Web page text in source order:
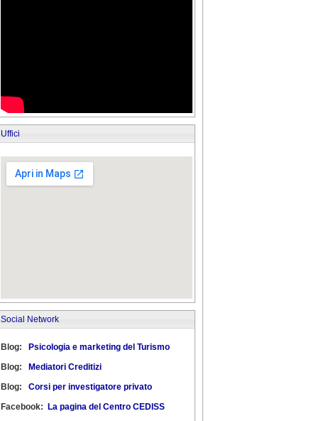
Uffici
Social Network
Blog:
Psicologia e marketing del Turismo
Blog:
Mediatori Creditizi
Blog: Corsi per investigatore privato
Facebook:
La pagina del Centro CEDISS